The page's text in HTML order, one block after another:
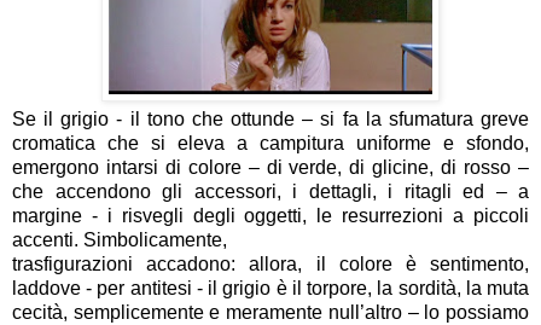
Se il grigio - il tono che ottunde – si fa la sfumatura greve
cromatica che si eleva a campitura uniforme e sfondo,
emergono intarsi di colore – di verde, di glicine, di rosso –
che accendono gli accessori, i dettagli, i ritagli ed – a
margine - i risvegli degli oggetti, le resurrezioni a piccoli
accenti. Simbolicamente,
trasfigurazioni accadono: allora, il colore è sentimento,
laddove - per antitesi - il grigio è il torpore, la sordità, la muta
cecità, semplicemente e meramente null’altro – lo possiamo